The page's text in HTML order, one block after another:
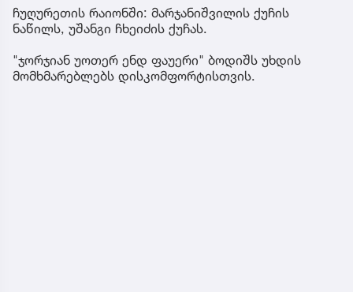
ჩუღურეთის რაიონში: მარჯანიშვილის ქუჩის
ნაწილს, უშანგი ჩხეიძის ქუჩას.
"ჯორჯიან უოთერ ენდ ფაუერი" ბოდიშს უხდის
მომხმარებლებს დისკომფორტისთვის.